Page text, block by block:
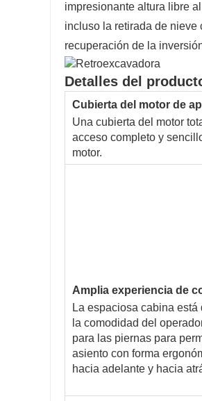
impresionante altura libre
incluso la retirada de nieve
recuperación de la
Detalles del
Cubierta del motor de
Una cubierta del motor
acceso completo y
motor.
Amplia experiencia de
La espaciosa cabina
la comodidad del
para las piernas para
asiento con forma
hacia adelante y hacia